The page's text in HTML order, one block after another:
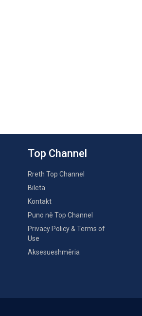
Top Channel
Rreth Top Channel
Bileta
Kontakt
Puno në Top Channel
Privacy Policy & Terms of
Use
Aksesueshmëria